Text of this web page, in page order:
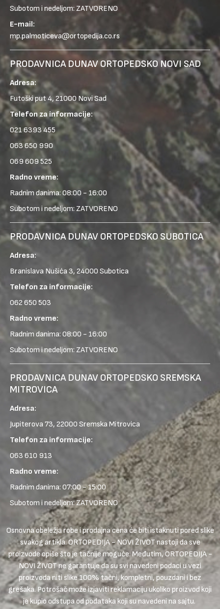
Subotom i nedeljom: ZATVORENO
E-mail:
mp.palmoticeva@ortopedija.co.rs
PRODAVNICA DUNAV ORTOPEDSKO NOVI SAD
Adresa:
Futoški put 4, 21000 Novi Sad
Telefon za informacije:
021 6393 455
063 650 990
069 609 525
Radno vreme:
Radnim danima: 08:00 - 16:00
Subotom i nedeljom: ZATVORENO
PRODAVNICA DUNAV ORTOPEDSKO SUBOTICA
Adresa:
Branislava Nušića 3, 24000 Subotica
Telefon za informacije:
062 650 503
Radno vreme:
Radnim danima: 08:00 - 16:00
Subotom i nedeljom: ZATVORENO
PRODAVNICA DUNAV ORTOPEDSKO SREMSKA
MITROVICA
Adresa:
Jupiterova 73, 22000 Sremska Mitrovica
Telefon za informacije:
063 610 913
Radno vreme:
Radnim danima: 07:00 - 15:00
Subotom i nedeljom: ZATVORENO
Osnovna obeležja robe i prodajna cena će biti istaknuti pored slike
svakog artikla. ORTOPEDIJA - NOVI ŽIVOT nastoji da sve
proizvode opiše što je tačnije moguće. Međutim, ORTOPEDIJA -
NOVI ŽIVOT ne garantuje da su svi navedeni podaci u vezi
proizvoda niti slike 100% tačni, kompletni, pouzdani i bez
grešaka. Potrošač može izjaviti reklamaciju ukoliko proizvod koji
je kupio odstupa od podataka koji su navedeni na sajtu.